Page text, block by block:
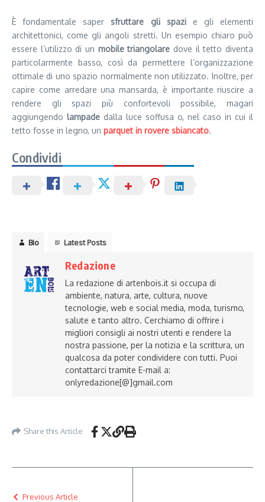
È fondamentale saper sfruttare gli spazie gli elementi
architettonici, come gli angoli stretti. Un esempio chiaro può
essere l’utilizzo di un mobile triangolare dove il tetto diventa
particolarmente basso, così da permettere l’organizzazione
ottimale di uno spazio normalmente non utilizzato. Inoltre, per
capire come arredare una mansarda, è importante riuscire a
rendere gli spazi più confortevoli possibile, magari
aggiungendo lampade dalla luce soffusa o, nel caso in cui il
tetto fosse in legno, un parquet in rovere sbiancato.
Condividi
Bio Latest Posts
Redazione
La redazione di artenbois.it si occupa di
ambiente, natura, arte, cultura, nuove
tecnologie, web e social media, moda, turismo,
salute e tanto altro. Cerchiamo di offrire i
migliori consigli ai nostri utenti e rendere la
nostra passione, per la notizia e la scrittura, un
qualcosa da poter condividere con tutti. Puoi
contattarci tramite E-mail a:
onlyredazione[@]gmail.com
Share this Article
Previous Article